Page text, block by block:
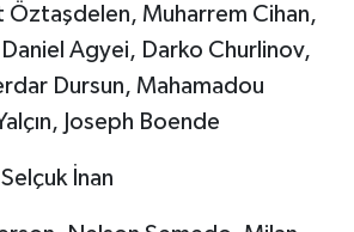
Öztaşdelen, Muharrem Cihan,
Agyei, Darko Churlinov,
Dursun, Mahamadou
Joseph Boende
İnan